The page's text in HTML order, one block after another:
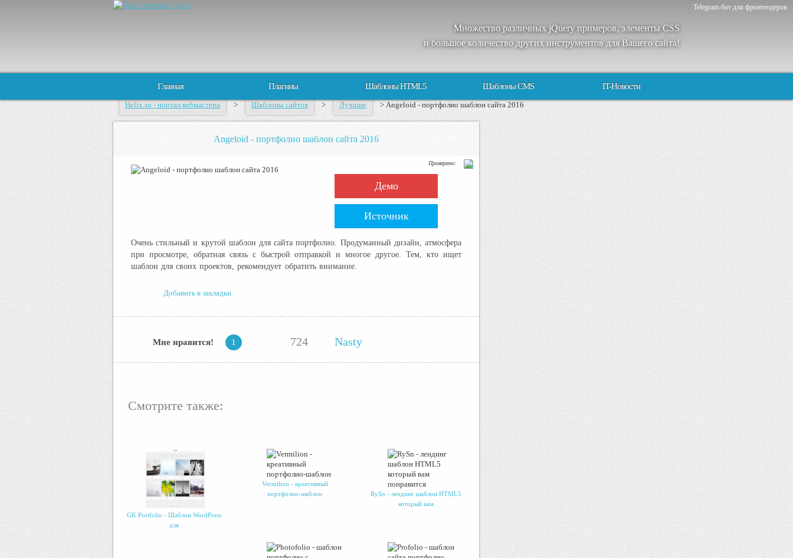
Telegram-бот для фронтендеров
Множество различных jQuery примеров, элементы CSS
и большое количество других инструментов для Вашего сайта!
Главная Плагины Шаблоны HTML5 Шаблоны CMS IT-Новости
Helix.su - портал вебмастера > Шаблоны сайтов > Лучшие > Angeloid - портфолио шаблон сайта 2016
Angeloid - портфолио шаблон сайта 2016
Проверено:
Демо
Источник
Очень стильный и крутой шаблон для сайта портфолио. Продуманный дизайн, атмосфера
при просмотре, обратная связь с быстрой отправкой и многое другое. Тем, кто ищет
шаблон для своих проектов, рекомендует обратить внимание.
Добавить в закладки
Мне нравится! 1 724 Nasty
Смотрите также:
GK Portfolio - Шаблон WordPress
для
Vermilion - креативный
портфолио-шаблон
RySn - лендинг шаблон HTML5
который вам